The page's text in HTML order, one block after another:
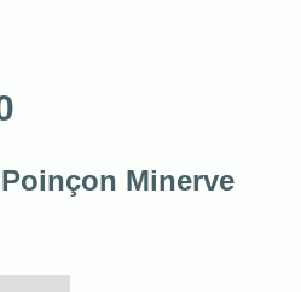
Minerve